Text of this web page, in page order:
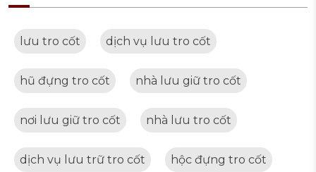
lưu tro cốt dịch vụ lưu tro cốt
hũ đựng tro cốt nhà lưu giữ tro cốt
nơi lưu giữ tro cốt nhà lưu tro cốt
dịch vụ lưu trữ tro cốt hộc đựng tro cốt